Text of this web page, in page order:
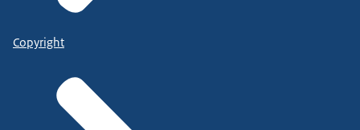
Copyright